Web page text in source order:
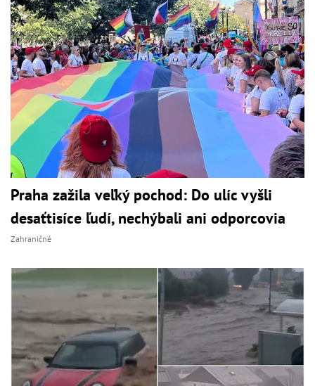
Praha zažila veľký pochod: Do ulíc vyšli
desaťtisíce ľudí, nechýbali ani odporcovia
Zahraničné